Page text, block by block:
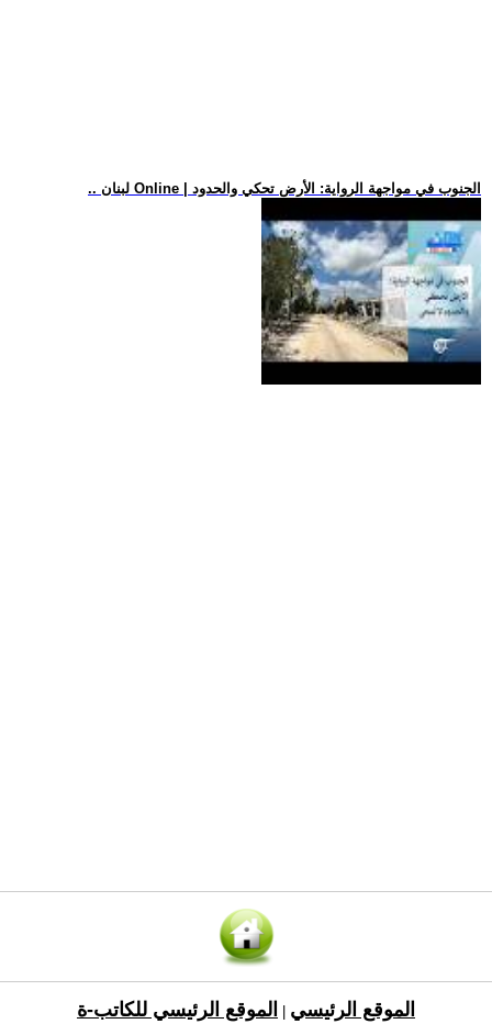
.. لبنان Online | الجنوب في مواجهة الرواية: الأرض تحكي والحدود
الموقع الرئيسي الموقع الرئيسي للكاتب-ة